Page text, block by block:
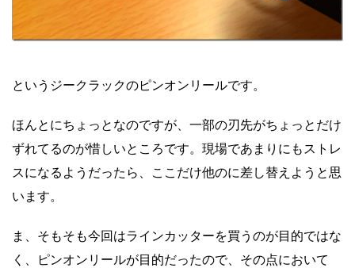
というジークラックのピンオンリールです。
ほんとにちょっとなのですが、一部の刃先がちょっとだけ
ずれてるのが惜しいところです。現場であまりにもストレ
スになるようだったら、ここだけ他のに差し替えようと思
います。
ま、そもそも今回はラインカッターを買うのが目的ではな
く、ピンオンリールが目的だったので、その点において